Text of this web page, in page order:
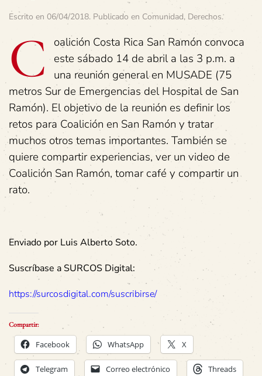
Escrito en 06/04/2018. Publicado en Comunidad, Derechos.
C
oalición Costa Rica San Ramón convoca
este sábado 14 de abril a las 3 p.m. a
una reunión general en MUSADE (75
metros Sur de Emergencias del Hospital de San
Ramón). El objetivo de la reunión es definir los
retos para Coalición en San Ramón y tratar
muchos otros temas importantes. También se
quiere compartir experiencias, ver un video de
Coalición San Ramón, tomar café y compartir un
rato.
Enviado por Luis Alberto Soto.
Suscríbase a SURCOS Digital:
https://surcosdigital.com/suscribirse/
Compartir:
Facebook WhatsApp X
Telegram Correo electrónico Threads